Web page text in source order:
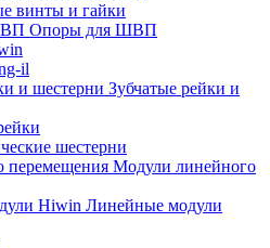
винты и гайки
Опоры для ШВП
il
Зубчатые рейки и
шестерни
Модули линейного
Линейные модули